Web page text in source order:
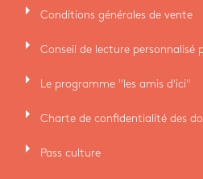
arrow_right Conditions générales de vente
arrow_right Conseil de lecture personnalisé
arrow_right Le programme "les amis d'ici"
arrow_right Charte de confidentialité des
arrow_right Pass culture